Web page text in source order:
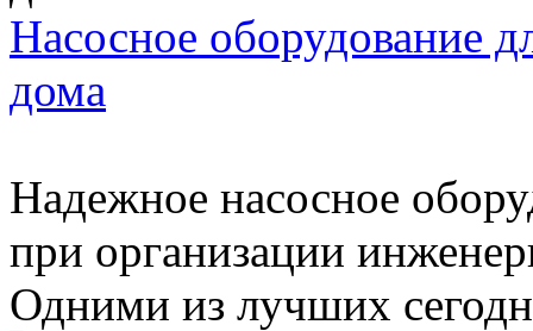
Насосное оборудование
дома
Надежное насосное
при организации
Одними из лучших